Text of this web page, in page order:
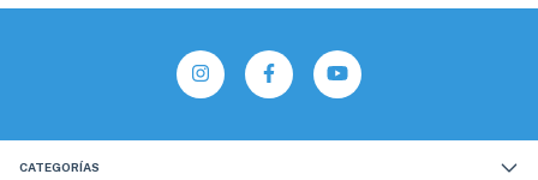
CATEGORÍAS